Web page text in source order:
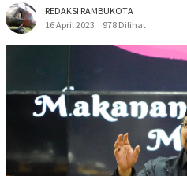
REDAKSI RAMBUKOTA
16 April 2023
978 Dilihat